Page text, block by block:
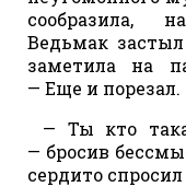
сообразила,
Ведьмак
заметила на
— Еще и
— Ты кто
— бросив
сердито